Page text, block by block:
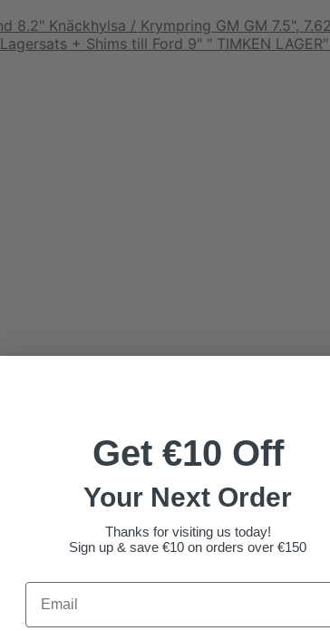
Knäckhylsa / Krympring GM GM 7.5",
Lagersats + Shims till Ford 9" " TIMKEN
Get €10 Off
Your Next Order
Thanks for visiting us today!
Sign up & save €10 on orders over €150